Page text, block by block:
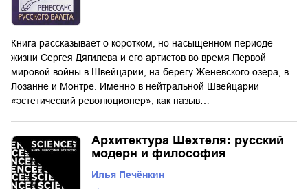
Книга рассказывает о коротком, но насыщенном периоде
жизни Сергея Дягилева и его артистов во время Первой
мировой войны в Швейцарии, на берегу Женевского озера, в
Лозанне и Монтре. Именно в нейтральной Швейцарии
«эстетический революционер», как назыв…
Архитектура Шехтеля: русский
модерн и философия
Илья Печёнкин